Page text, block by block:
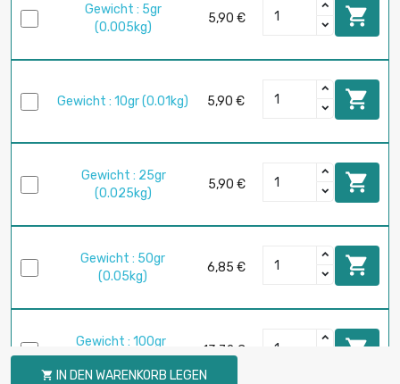
Gewicht : 5gr
(0.005kg)
5,90 € 
Gewicht : 10gr (0.01kg) 5,90 € 
Gewicht : 25gr
(0.025kg)
5,90 € 
Gewicht : 50gr
(0.05kg)
6,85 € 
Gewicht : 100gr
(0.1kg)
13,72 € 
 IN DEN WARENKORB LEGEN